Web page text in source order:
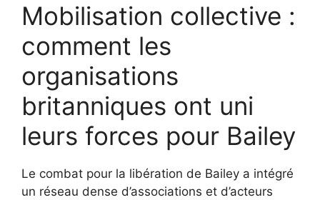
Mobilisation collective :
comment les
organisations
britanniques ont uni
leurs forces pour Bailey
Le combat pour la libération de Bailey a intégré
un réseau dense d’associations et d’acteurs